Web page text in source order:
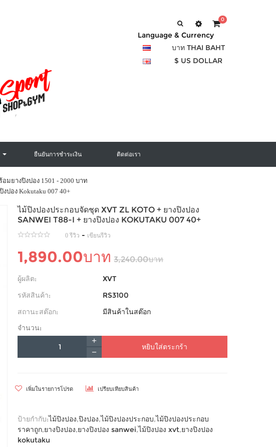
0
Language & Currency
บาท THAI BAHT
$ US DOLLAR
ยืนยันการชำระเงิน ติดต่อเรา
มยางปิงปอง 1501 - 2000 บาท
ปอง Kokutaku 007 40+
ไม้ปิงปองประกอบจัดชุด XVT ZL KOTO + ยางปิงปอง
SANWEI T88-I + ยางปิงปอง KOKUTAKU 007 40+
0 รีวิว - เขียนรีวิว
1,890.00บาท 3,240.00บาท
ผู้ผลิต:
XVT
รหัสสินค้า:
RS3100
สถานะสต๊อก:
มีสินค้าในสต๊อก
จำนวน:
หยิบใส่ตระกร้า
เพิ่มในรายการโปรด เปรียบเทียบสินค้า
ป้ายกำกับ:ไม้ปิงปอง,ปิงปอง,ไม้ปิงปองประกอบ,ไม้ปิงปองประกอบ
ราคาถูก,ยางปิงปอง,ยางปิงปอง sanwei,ไม้ปิงปอง xvt,ยางปิงปอง
kokutaku